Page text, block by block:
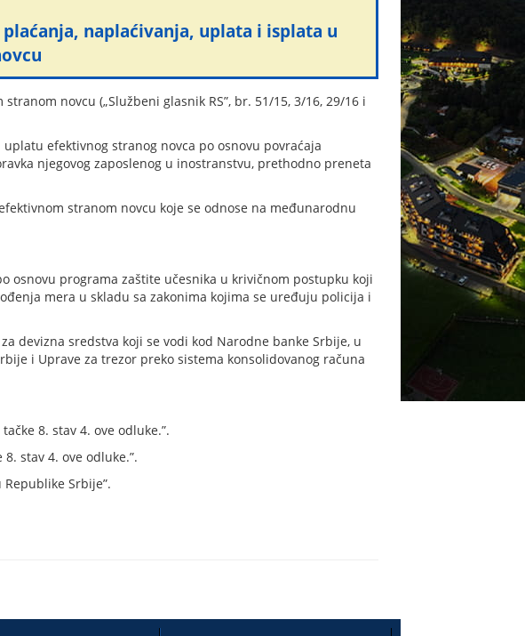
naplaćivanja, uplata i isplata u
novcu („Službeni glasnik RS”, br. 51/15, 3/16, 29/16 i
efektivnog stranog novca po osnovu povraćaja
njegovog zaposlenog u inostranstvu, prethodno preneta
stranom novcu koje se odnose na međunarodnu
osnovu programa zaštite učesnika u krivičnom postupku koji
mera u skladu sa zakonima kojima se uređuju policija i
devizna sredstva koji se vodi kod Narodne banke Srbije, u
i Uprave za trezor preko sistema konsolidovanog računa
8. stav 4. ove odluke.”.
stav 4. ove odluke.”.
Srbije”.